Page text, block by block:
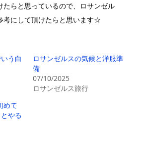
たらと思っているので、ロサンゼル
考にして頂けたらと思います☆
う白
ロサンゼルスの気候と洋服準
備
07/10/2025
ロサンゼルス旅行
めて
やる